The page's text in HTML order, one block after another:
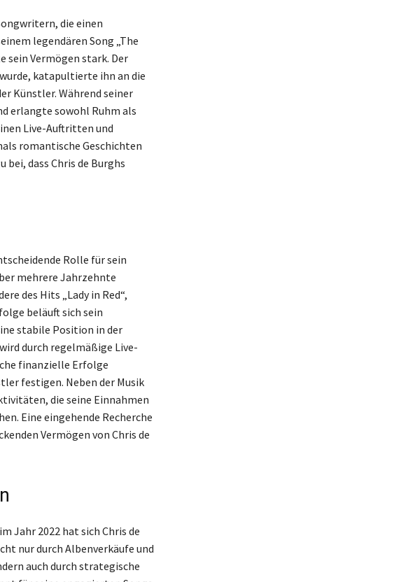
die einen
legendären Song „The
sein Vermögen stark. Der
katapultierte ihn an die
Künstler. Während seiner
erlangte sowohl Ruhm als
Live-Auftritten und
romantische Geschichten
dass Chris de Burghs
Rolle für sein
mehrere Jahrzehnte
des Hits „Lady in Red“,
beläuft sich sein
stabile Position in der
durch regelmäßige Live-
finanzielle Erfolge
festigen. Neben der Musik
die seine Einnahmen
Eine eingehende Recherche
Vermögen von Chris de
Jahr 2022 hat sich Chris de
nur durch Albenverkäufe und
auch durch strategische